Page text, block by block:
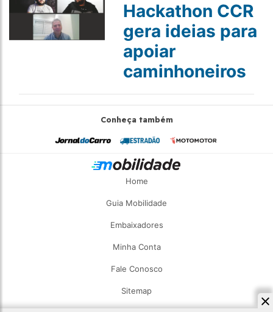
Hackathon CCR
gera ideias para
apoiar
caminhoneiros
Conheça também
Home
Guia Mobilidade
Embaixadores
Minha Conta
Fale Conosco
Sitemap